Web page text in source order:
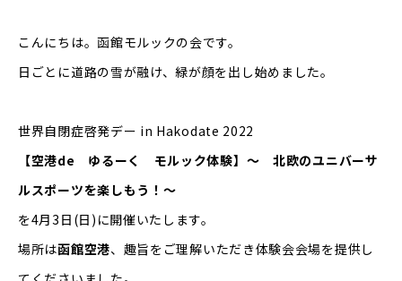
こんにちは。函館モルックの会です。
日ごとに道路の雪が融け、緑が顔を出し始めました。
世界自閉症啓発デー in Hakodate 2022
【空港de ゆるーく モルック体験】～ 北欧のユニバーサ
ルスポーツを楽しもう！～
を4月3日(日)に開催いたします。
場所は函館空港、趣旨をご理解いただき体験会会場を提供し